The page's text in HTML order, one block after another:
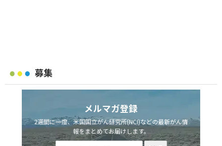
募集
メルマガ登録
2週間に一度、米国国立がん研究所(NCI)などの最新がん情
報をまとめてお届けします。